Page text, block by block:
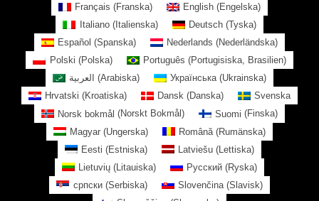
Français (Franska) English (Engelska)
Italiano(Italienska) Deutsch(Tyska)
Español (Spanska) Nederlands (Nederländska)
Polski (Polska) Português (Portugisiska, Brasilien)
العربية (Arabiska) Українська(Ukrainska)
Hrvatski (Kroatiska) Dansk (Danska)
Svenska
Norsk bokmål (Norskt Bokmål) Suomi (Finska)
Magyar (Ungerska) Română (Rumänska)
Eesti (Estniska) Latviešu (Lettiska)
Lietuvių (Litauiska) Русский (Ryska)
српски(Serbiska) Slovenčina(Slavisk)